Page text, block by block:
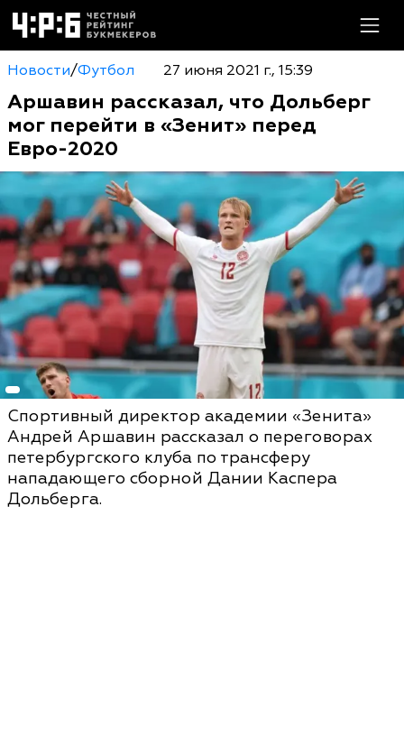
Новости/Футбол 27 июня 2021 г., 15:39
Аршавин рассказал, что Дольберг
мог перейти в «Зенит» перед
Евро-2020
Спортивный директор академии «Зенита»
Андрей Аршавин рассказал о переговорах
петербургского клуба по трансферу
нападающего сборной Дании Каспера
Дольберга.